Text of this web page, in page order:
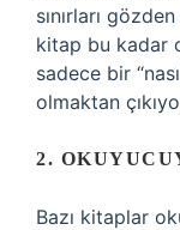
sınırları
kitap bu kadar
sadece bir
olmaktan
2.
Bazı kitaplar